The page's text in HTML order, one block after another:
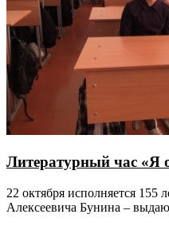
Литературный час «Я
22 октября исполняется 155
Алексеевича Бунина –